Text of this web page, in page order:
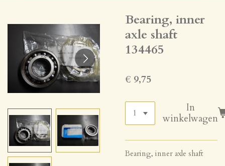
Bearing, inner
axle shaft
134465
€ 9,75
In
winkelwagen
Bearing, inner axle shaft